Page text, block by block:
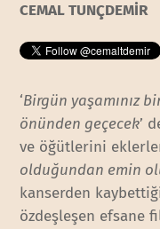
CEMAL TUNÇDEMİR
‘Birgün yaşamınız
önünden geçecek’
ve öğütlerini
olduğundan emin
kanserden
özdeşleşen efsane